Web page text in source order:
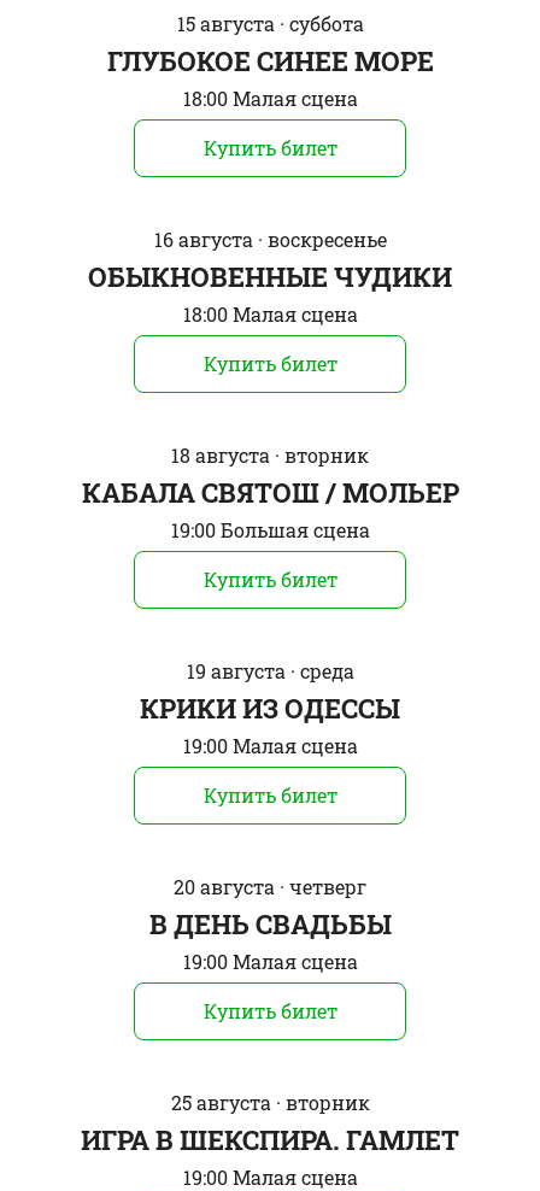
15 августа · суббота
ГЛУБОКОЕ СИНЕЕ МОРЕ
18:00 Малая сцена
Купить билет
16 августа · воскресенье
ОБЫКНОВЕННЫЕ ЧУДИКИ
18:00 Малая сцена
Купить билет
18 августа · вторник
КАБАЛА СВЯТОШ / МОЛЬЕР
19:00 Большая сцена
Купить билет
19 августа · среда
КРИКИ ИЗ ОДЕССЫ
19:00 Малая сцена
Купить билет
20 августа · четверг
В ДЕНЬ СВAДЬБЫ
19:00 Малая сцена
Купить билет
25 августа · вторник
ИГРА В ШЕКСПИРА. ГАМЛЕТ
19:00 Малая сцена